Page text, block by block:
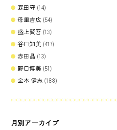
森田守 (14)
母里吉広 (54)
盛上賢吾 (13)
谷口知美 (417)
赤田晶 (13)
野口博美 (51)
金本 健志 (188)
月別アーカイブ